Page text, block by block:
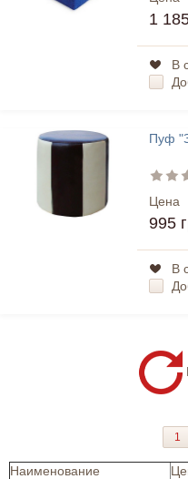
1
В
Пуф
Цена
995
В
1
Наименование